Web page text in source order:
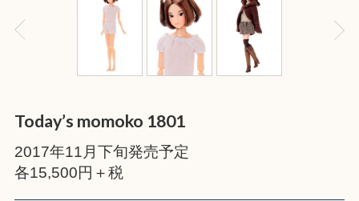
Today’s momoko 1801
2017年11月下旬発売予定
各15,500円＋税